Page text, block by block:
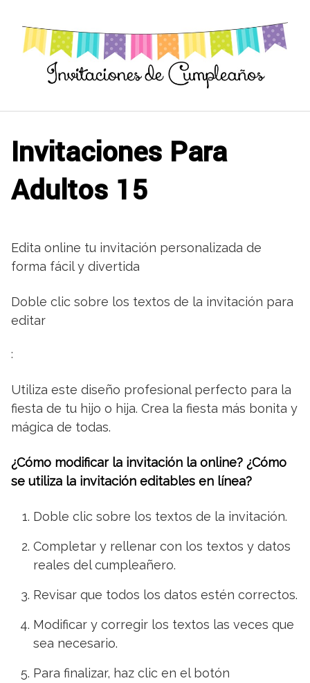
contenido
Invitaciones Para
Adultos 15
Edita online tu invitación personalizada de
forma fácil y divertida
Doble clic sobre los textos de la invitación para
editar
:
Utiliza este diseño profesional perfecto para la
fiesta de tu hijo o hija. Crea la fiesta más bonita y
mágica de todas.
¿Cómo modificar la invitación la online? ¿Cómo
se utiliza la invitación editables en línea?
Doble clic sobre los textos de la invitación.
Completar y rellenar con los textos y datos
reales del cumpleañero.
Revisar que todos los datos estén correctos.
Modificar y corregir los textos las veces que
sea necesario.
Para finalizar, haz clic en el botón